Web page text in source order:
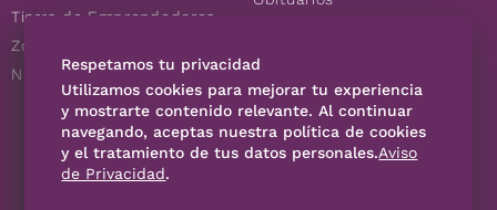
Tierra de Emprendedores
Zoociales
Nuevos Queretanos
Consultas
SÍGUENOS
Respetamos tu privacidad
Utilizamos cookies para mejorar tu experiencia
y mostrarte contenido relevante. Al continuar
navegando, aceptas nuestra política de cookies
y el tratamiento de tus datos personales.Aviso
de Privacidad.